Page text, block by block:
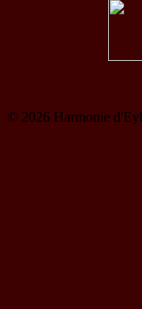
© 2026 Harmonie